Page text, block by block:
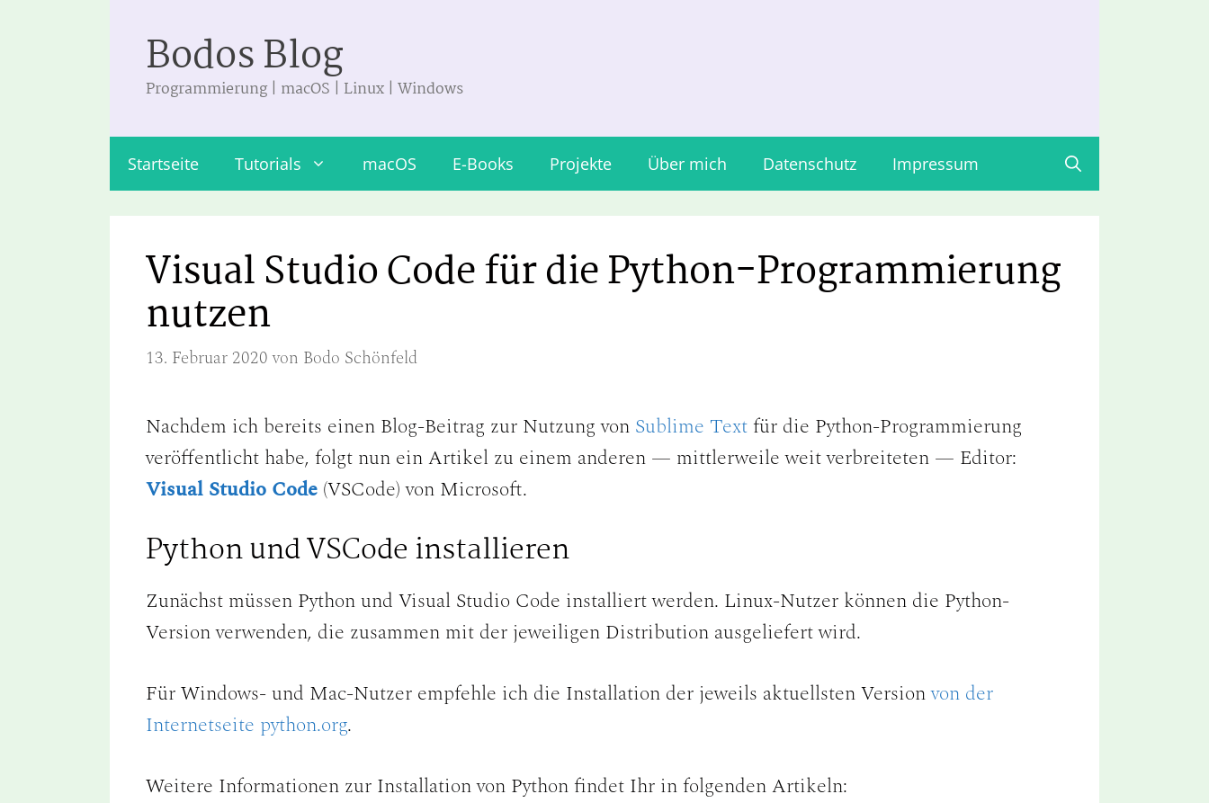
Bodos Blog
Programmierung | macOS | Linux | Windows
Startseite Tutorials macOS E-Books Projekte Über mich Datenschutz Impressum
Visual Studio Code für die Python-Programmierung
nutzen
13. Februar 2020 von Bodo Schönfeld
Nachdem ich bereits einen Blog-Beitrag zur Nutzung von Sublime Textfür die Python-Programmierung
veröffentlicht habe, folgt nun ein Artikel zu einem anderen — mittlerweile weit verbreiteten — Editor:
Visual Studio Code (VSCode) von Microsoft.
Python und VSCode installieren
Zunächst müssen Python und Visual Studio Code installiert werden. Linux-Nutzer können die Python-
Version verwenden, die zusammen mit der jeweiligen Distribution ausgeliefert wird.
Für Windows- und Mac-Nutzer empfehle ich die Installation der jeweils aktuellsten Versionvon der
Internetseite python.org.
Weitere Informationen zur Installation von Python findet Ihr in folgenden Artikeln: